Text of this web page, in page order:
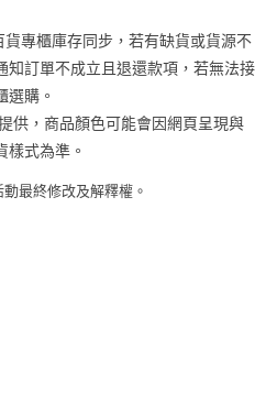
資料，並將交易相關給付款項請求債
下網址：
理人或監護人之同意方可使用
據個別帳號之用戶狀況，依本公司即
專櫃庫存同步，若有缺貨或貨源不
知訂單不成立且退還款項，若無法接
選購。
供，商品顏色可能會因網頁呈現與
樣式為準。
最終修改及解釋權。